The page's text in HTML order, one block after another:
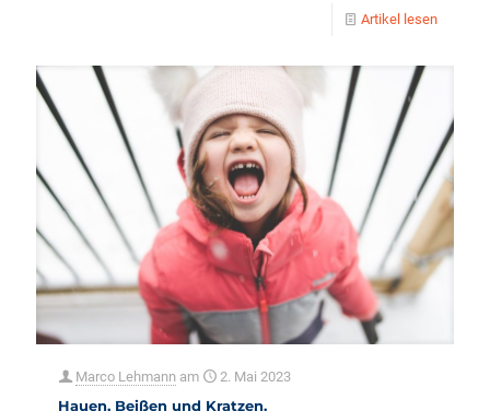
Artikel lesen
Marco Lehmann am 2. Mai 2023
Hauen, Beißen und Kratzen.